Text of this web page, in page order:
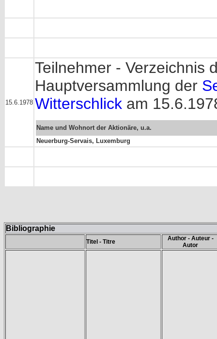
15.6.1978
Teilnehmer - Verzeichnis
Hauptversammlung der
Witterschlick am
Name und Wohnort der Aktionäre, u.a.
Neuerburg-Servais, Luxemburg
Bibliographie
Titel - Titre
Author - Auteur -
Autor